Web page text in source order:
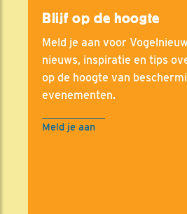
Blijf op de hoogte
Meld je aan voor
nieuws, inspiratie en tips
op de hoogte van
evenementen.
Meld je aan